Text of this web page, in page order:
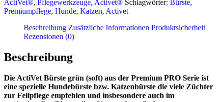
ActiVet®, Pflegewerkzeuge, Activet® Schlagwörter: Bürste,
Premiumpflege, Hunde, Katzen, Activet
Beschreibung Zusätzliche Informationen Produktsicherheit
Rezensionen (0)
Beschreibung
Die ActiVet Bürste grün (soft) aus der Premium PRO Serie ist
eine spezielle Hundebürste bzw. Katzenbürste die viele Züchter
zur Fellpflege empfehlen und insbesondere auch im